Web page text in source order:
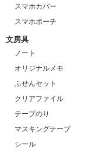
スマホカバー
スマホポーチ
文房具
ノート
オリジナルメモ
ふせんセット
クリアファイル
テープのり
マスキングテープ
シール